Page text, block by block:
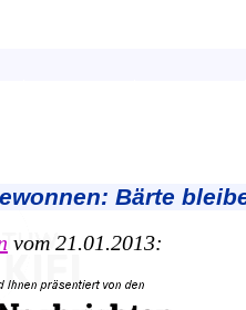
Bärte
vom 21.01.2013: